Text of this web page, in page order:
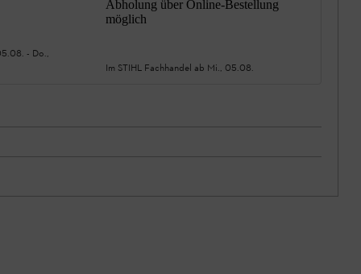
- Do.,
Abholung über Online-Bestellung
möglich
Im STIHL Fachhandel ab Mi., 05.08.